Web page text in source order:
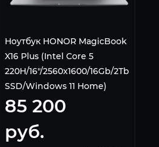
1Tb
Ноутбук HONOR MagicBook
X16 Plus (Intel Core 5
220H/16"/2560x1600/16Gb/2Tb
SSD/Windows 11 Home)
Серый 5301ALYM
85 200
руб.